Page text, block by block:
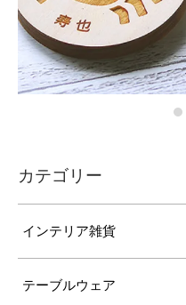
カテゴリー
インテリア雑貨
テーブルウェア